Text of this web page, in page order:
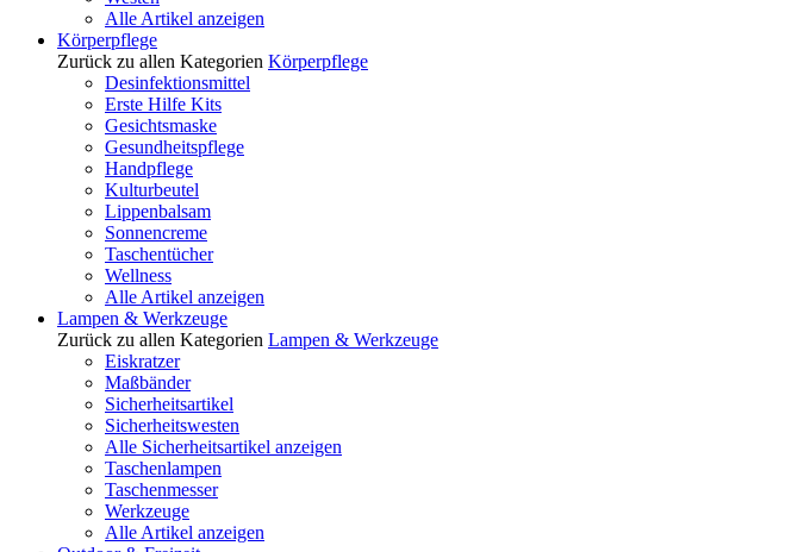
Alle Artikel anzeigen
Körperpflege
Zurück zu allen Kategorien Körperpflege
Desinfektionsmittel
Erste Hilfe Kits
Gesichtsmaske
Gesundheitspflege
Handpflege
Kulturbeutel
Lippenbalsam
Sonnencreme
Taschentücher
Wellness
Alle Artikel anzeigen
Lampen & Werkzeuge
Zurück zu allen Kategorien Lampen & Werkzeuge
Eiskratzer
Maßbänder
Sicherheitsartikel
Sicherheitswesten
Alle Sicherheitsartikel anzeigen
Taschenlampen
Taschenmesser
Werkzeuge
Alle Artikel anzeigen